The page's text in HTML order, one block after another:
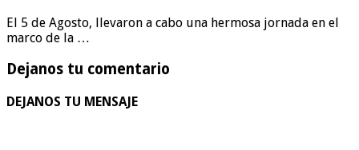
El 5 de Agosto, llevaron a cabo una hermosa jornada en el
marco de la …
Dejanos tu comentario
DEJANOS TU MENSAJE